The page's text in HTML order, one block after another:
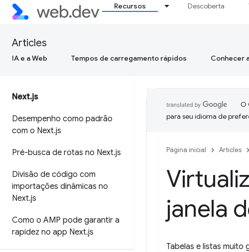
Recursos Descoberta
Articles
IA e a Web Tempos de carregamento rápidos Conhecer
Next.js
Desempenho como padrão
com o Next.js
Pré-busca de rotas no Next.js
Divisão de código com
importações dinâmicas no
Next.js
Como o AMP pode garantir a
rapidez no app Next.js
O
para seu idioma de
Página inicial Articles
janela
Tabelas e listas muito